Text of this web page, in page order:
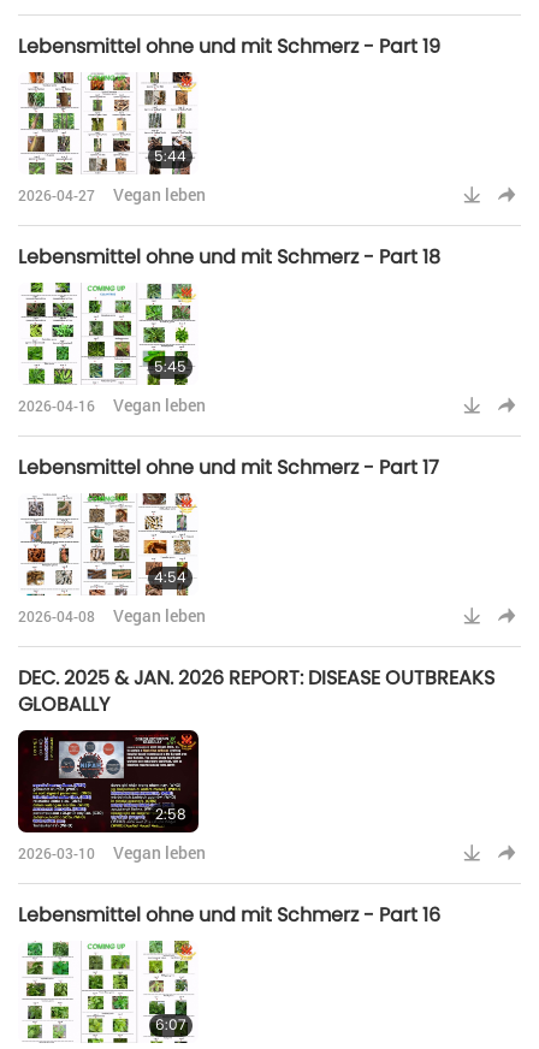
Lebensmittel ohne und mit Schmerz - Part 19
5:44
2026-04-27 Vegan leben
Lebensmittel ohne und mit Schmerz - Part 18
5:45
2026-04-16 Vegan leben
Lebensmittel ohne und mit Schmerz - Part 17
4:54
2026-04-08 Vegan leben
DEC. 2025 & JAN. 2026 REPORT: DISEASE OUTBREAKS
GLOBALLY
2:58
2026-03-10 Vegan leben
Lebensmittel ohne und mit Schmerz - Part 16
6:07